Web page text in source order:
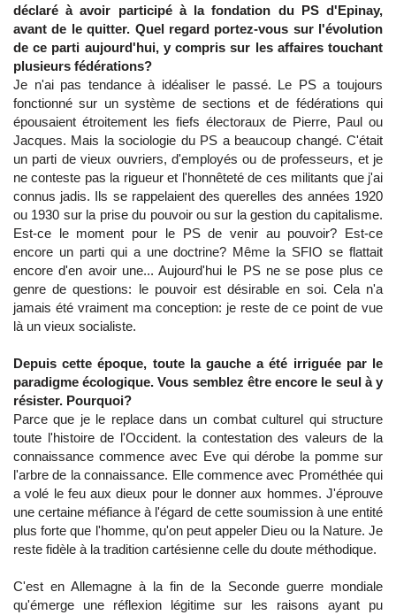
déclaré à avoir participé à la fondation du PS d'Epinay,
avant de le quitter. Quel regard portez-vous sur l'évolution
de ce parti aujourd'hui, y compris sur les affaires touchant
plusieurs fédérations?
Je n'ai pas tendance à idéaliser le passé. Le PS a toujours
fonctionné sur un système de sections et de fédérations qui
épousaient étroitement les fiefs électoraux de Pierre, Paul ou
Jacques. Mais la sociologie du PS a beaucoup changé. C'était
un parti de vieux ouvriers, d'employés ou de professeurs, et je
ne conteste pas la rigueur et l'honnêteté de ces militants que j'ai
connus jadis. Ils se rappelaient des querelles des années 1920
ou 1930 sur la prise du pouvoir ou sur la gestion du capitalisme.
Est-ce le moment pour le PS de venir au pouvoir? Est-ce
encore un parti qui a une doctrine? Même la SFIO se flattait
encore d'en avoir une... Aujourd'hui le PS ne se pose plus ce
genre de questions: le pouvoir est désirable en soi. Cela n'a
jamais été vraiment ma conception: je reste de ce point de vue
là un vieux socialiste.
Depuis cette époque, toute la gauche a été irriguée par le
paradigme écologique. Vous semblez être encore le seul à y
résister. Pourquoi?
Parce que je le replace dans un combat culturel qui structure
toute l'histoire de l'Occident. la contestation des valeurs de la
connaissance commence avec Eve qui dérobe la pomme sur
l'arbre de la connaissance. Elle commence avec Prométhée qui
a volé le feu aux dieux pour le donner aux hommes. J'éprouve
une certaine méfiance à l'égard de cette soumission à une entité
plus forte que l'homme, qu'on peut appeler Dieu ou la Nature. Je
reste fidèle à la tradition cartésienne celle du doute méthodique.
C'est en Allemagne à la fin de la Seconde guerre mondiale
qu'émerge une réflexion légitime sur les raisons ayant pu